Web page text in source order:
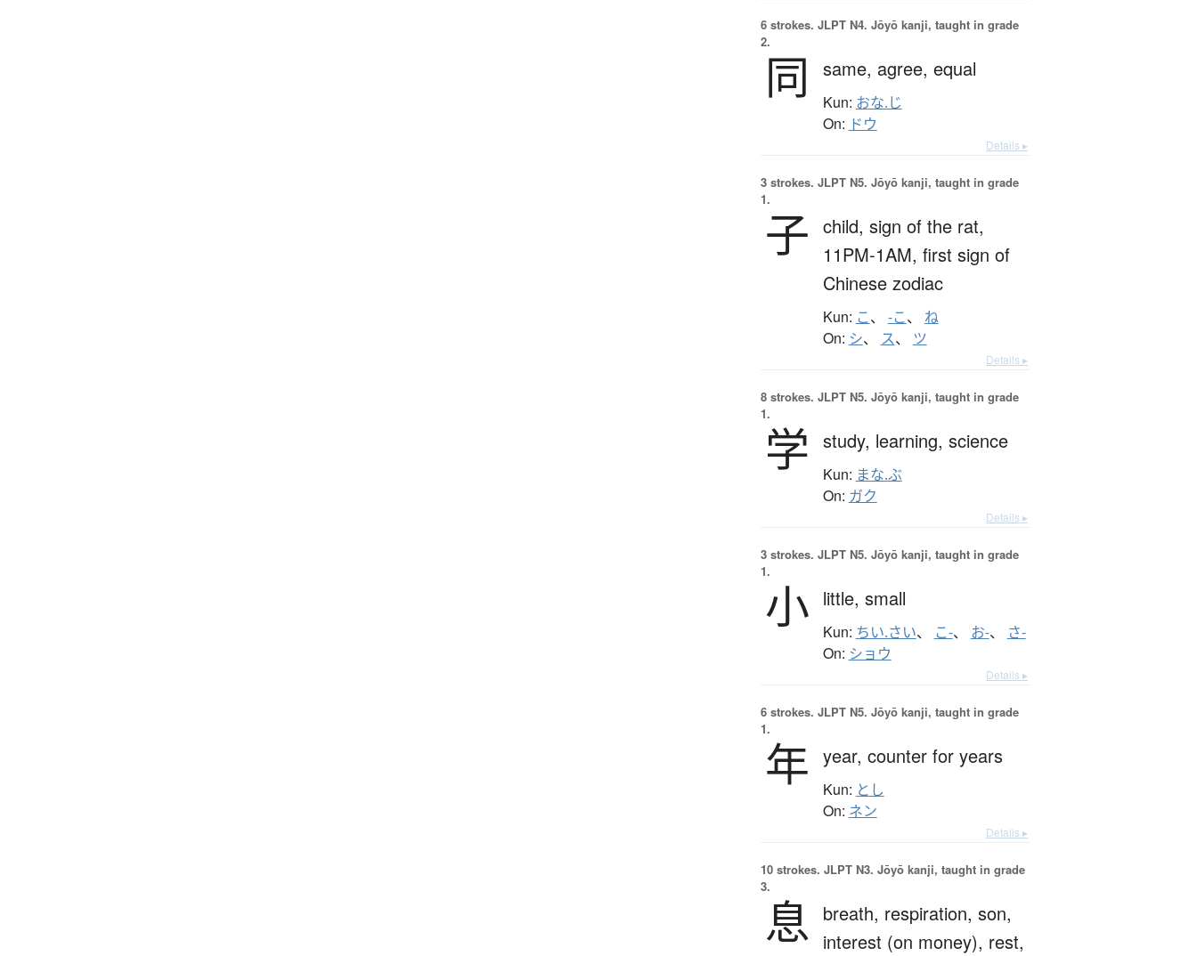
6 strokes. JLPT N4. Jōyō kanji, taught in grade
2.
同 same, agree, equal
Kun: おな.じ
On: ドウ
Details ▸
3 strokes. JLPT N5. Jōyō kanji, taught in grade
1.
子 child, sign of the rat,
11PM-1AM, first sign of
Chinese zodiac
Kun: こ、 -こ、 ね
On: シ、 ス、 ツ
Details ▸
8 strokes. JLPT N5. Jōyō kanji, taught in grade
1.
学 study, learning, science
Kun: まな.ぶ
On: ガク
Details ▸
3 strokes. JLPT N5. Jōyō kanji, taught in grade
1.
小 little, small
Kun: ちい.さい、 こ-、 お-、 さ-
On: ショウ
Details ▸
6 strokes. JLPT N5. Jōyō kanji, taught in grade
1.
年 year, counter for years
Kun: とし
On: ネン
Details ▸
10 strokes. JLPT N3. Jōyō kanji, taught in grade
3.
息 breath, respiration, son,
interest (on money), rest,